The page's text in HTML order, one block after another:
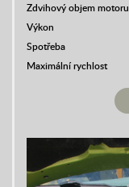
Zdvihový objem motoru
Výkon
Spotřeba
Maximální rychlost